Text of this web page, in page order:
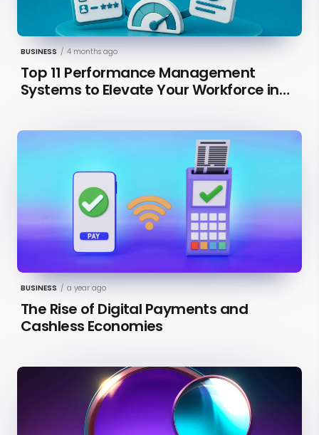
BUSINESS / 4 months ago
Top 11 Performance Management
Systems to Elevate Your Workforce in
BUSINESS / a year ago
The Rise of Digital Payments and
Cashless Economies